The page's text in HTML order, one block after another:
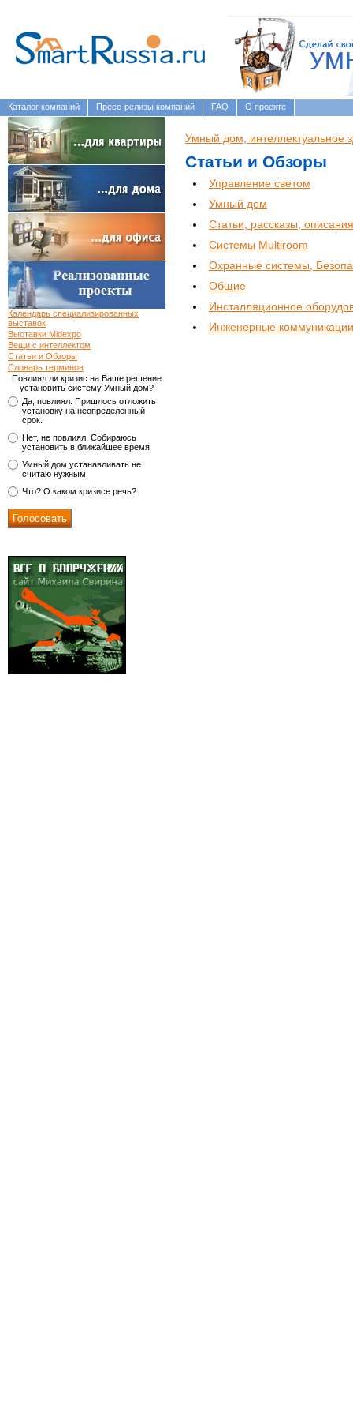
Каталог компаний Пресс-релизы компаний FAQ О проекте
Календарь специализированных
выставок
Выставки Midexpo
Вещи с интеллектом
Статьи и Обзоры
Словарь терминов
Повлиял ли кризис на Ваше решение
установить систему Умный дом?
Да, повлиял. Пришлось отложить
установку на неопределенный
срок.
Нет, не повлиял. Собираюсь
установить в ближайшее время
Умный дом устанавливать не
считаю нужным
Что? О каком кризисе речь?
Умный дом, интеллектуальное
Статьи и Обзоры
Управление светом
Умный дом
Статьи, рассказы, описания
Системы Multiroom
Охранные системы,
Общие
Инсталляционное
Инженерные коммуникации